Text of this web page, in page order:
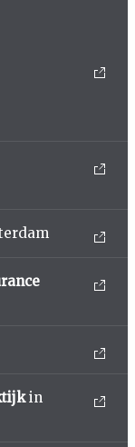
in